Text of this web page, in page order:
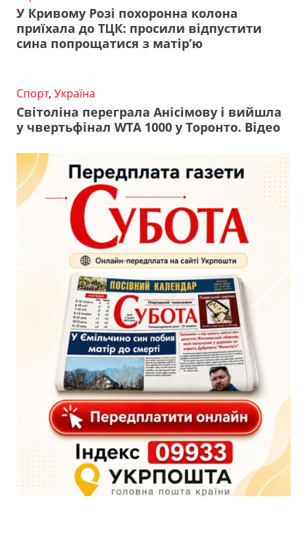
У Кривому Розі похоронна колона
приїхала до ТЦК: просили відпустити
сина попрощатися з матір’ю
Спорт, Україна
Світоліна переграла Анісімову і вийшла
у чвертьфінал WTA 1000 у Торонто. Відео